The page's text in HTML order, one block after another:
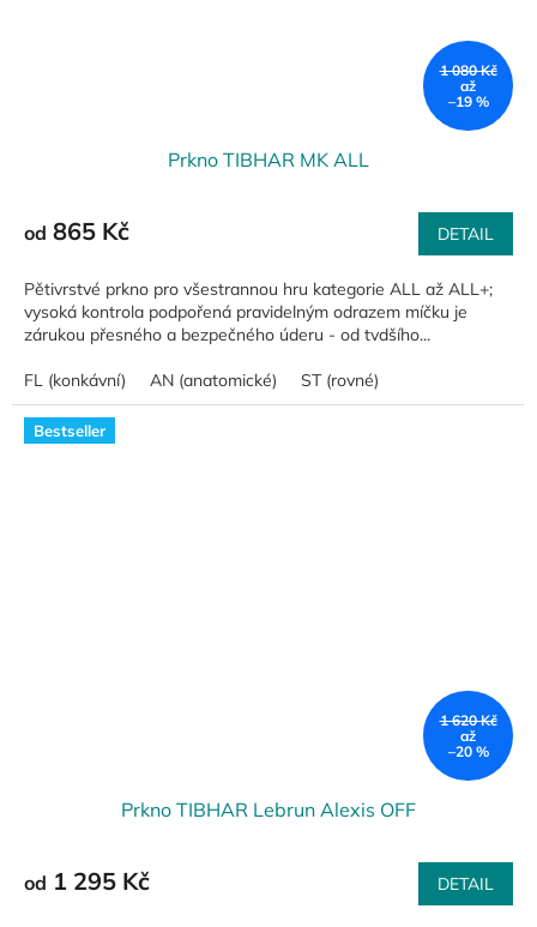
1 080 Kč
až
–19 %
Prkno TIBHAR MK ALL
od 865 Kč DETAIL
Pětivrstvé prkno pro všestrannou hru kategorie ALL až ALL+;
vysoká kontrola podpořená pravidelným odrazem míčku je
zárukou přesného a bezpečného úderu - od tvdšího...
FL (konkávní) AN (anatomické) ST (rovné)
Bestseller
1 620 Kč
až
–20 %
Prkno TIBHAR Lebrun Alexis OFF
od 1 295 Kč DETAIL